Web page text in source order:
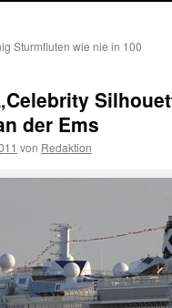
Sturmfluten wie nie in 100
der Ems
von Redaktion